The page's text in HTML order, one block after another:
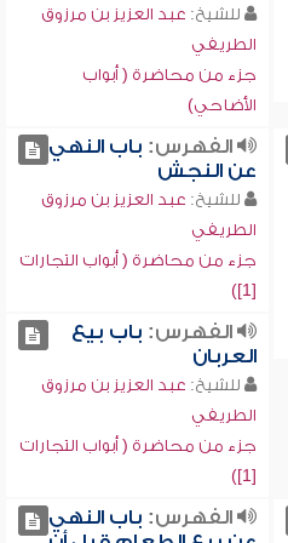
للشيخ: عبد العزيز بن مرزوق
الطريفي
جزء من محاضرة ( أبواب
الأضاحي)
الفهرس: باب النهي
عن النجش
للشيخ: عبد العزيز بن مرزوق
الطريفي
جزء من محاضرة ( أبواب التجارات
[1])
الفهرس: باب بيع
العربان
للشيخ: عبد العزيز بن مرزوق
الطريفي
جزء من محاضرة ( أبواب التجارات
[1])
الفهرس: باب النهي